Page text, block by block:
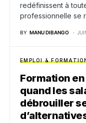
redéfinissent à
professionnelle se
BY MANU DIBANGO
EMPLOI &
Formation
quand les
débrouiller